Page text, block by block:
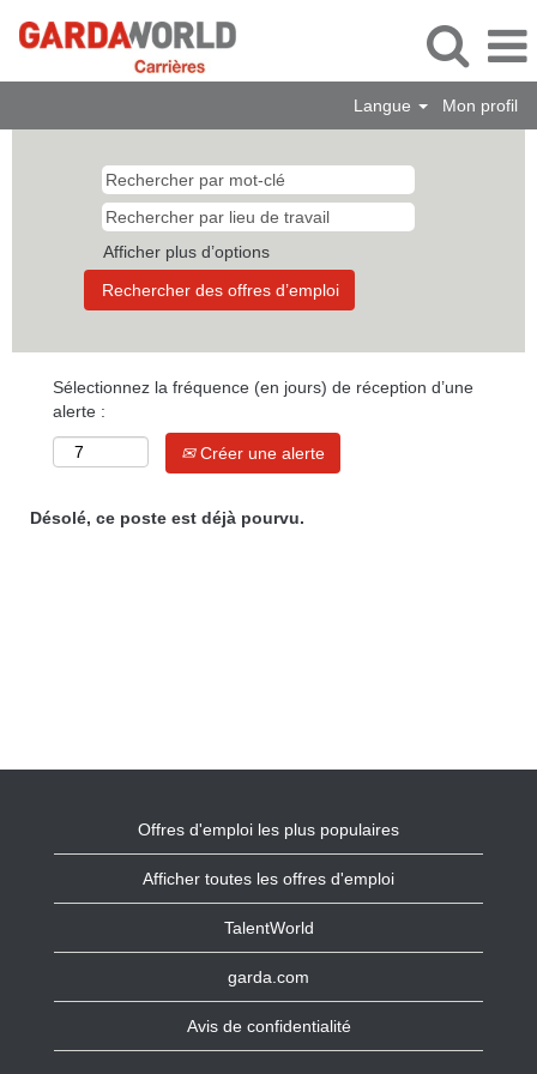
Langue Mon profil
Afficher plus d’options
Sélectionnez la fréquence (en jours) de réception d’une
alerte :
Créer une alerte
Désolé, ce poste est déjà pourvu.
Offres d'emploi les plus populaires
Afficher toutes les offres d'emploi
TalentWorld
garda.com
Avis de confidentialité